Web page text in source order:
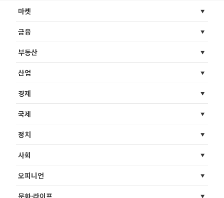
마켓
금융
부동산
산업
경제
국제
정치
사회
오피니언
문화·라이프